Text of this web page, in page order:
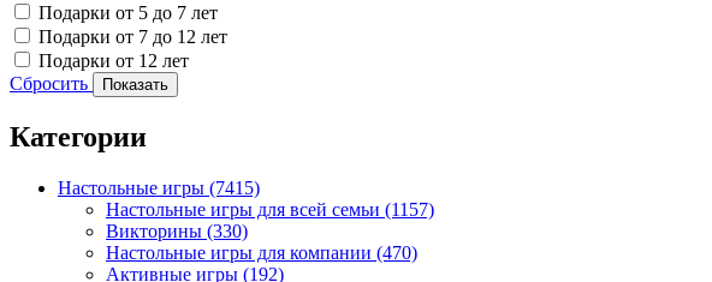
Подарки от 5 до 7 лет
Подарки от 7 до 12 лет
Подарки от 12 лет
Сбросить
Показать
Категории
Настольные игры (7415)
Настольные игры для всей семьи (1157)
Викторины (330)
Настольные игры для компании (470)
Активные игры (192)